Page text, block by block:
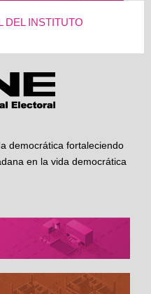
DEL INSTITUTO
democrática fortaleciendo
en la vida democrática